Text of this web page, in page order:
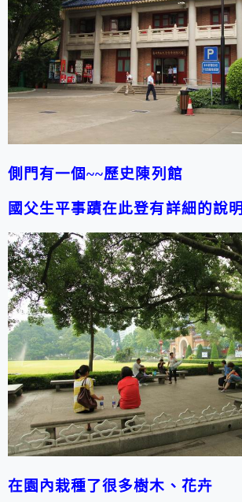
側門有一個~~歷史陳列館
國父生平事蹟在此登有詳細的說明
在園內栽種了很多樹木、花卉